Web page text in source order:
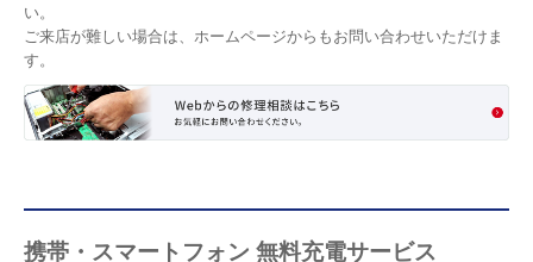
い。
ご来店が難しい場合は、ホームページからもお問い合わせいただけま
す。
携帯・スマートフォン 無料充電サービス